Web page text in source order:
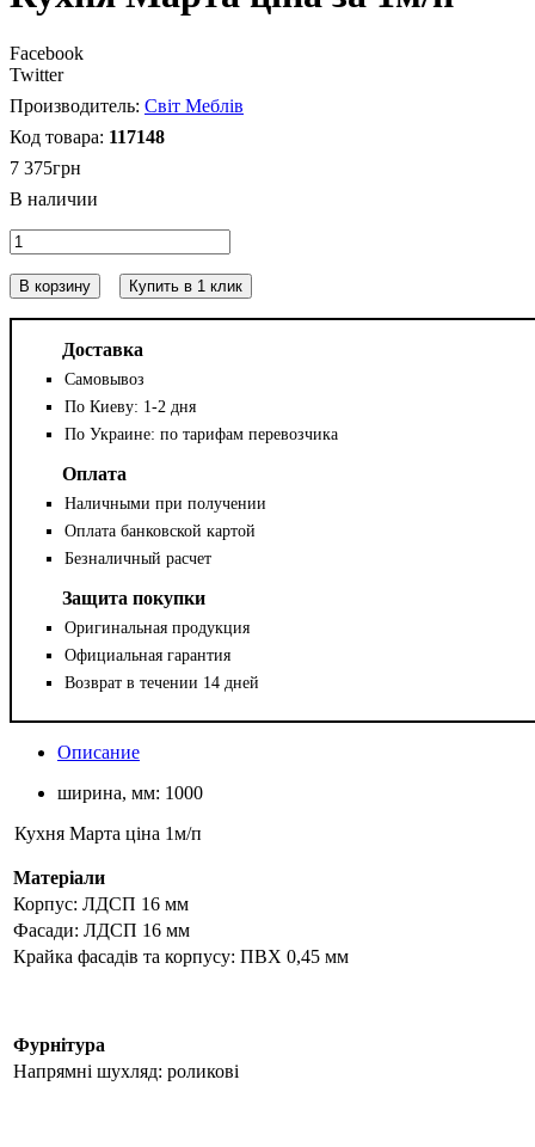
Facebook
Twitter
Світ Меблів
117148
7 375грн
В корзину Купить в 1 клик
Доставка
Самовывоз
По Киеву: 1-2 дня
По Украине: по тарифам перевозчика
Оплата
Наличными при получении
Оплата банковской картой
Безналичный расчет
Защита покупки
Оригинальная продукция
Официальная гарантия
Возврат в течении 14 дней
Описание
ширина, мм: 1000
Кухня Марта ціна 1м/п
Матеріали
Корпус: ЛДСП 16 мм
Фасади: ЛДСП 16 мм
Крайка фасадів та корпусу: ПВХ 0,45 мм
Фурнітура
Напрямні шухляд: роликові